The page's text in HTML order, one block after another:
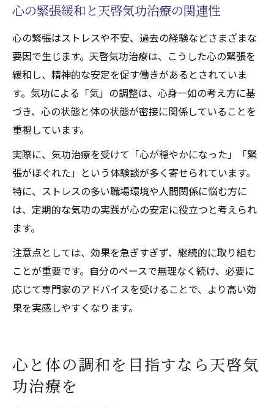
心の緊張緩和と天啓気功治療の関連性
心の緊張はストレスや不安、過去の経験などさまざまな
要因で生じます。天啓気功治療は、こうした心の緊張を
緩和し、精神的な安定を促す働きがあるとされていま
す。気功による「気」の調整は、心身一如の考え方に基
づき、心の状態と体の状態が密接に関係していることを
重視しています。
実際に、気功治療を受けて「心が穏やかになった」「緊
張がほぐれた」という体験談が多く寄せられています。
特に、ストレスの多い職場環境や人間関係に悩む方に
は、定期的な気功の実践が心の安定に役立つと考えられ
ます。
注意点としては、効果を急ぎすぎず、継続的に取り組む
ことが重要です。自分のペースで無理なく続け、必要に
応じて専門家のアドバイスを受けることで、より高い効
果を実感しやすくなります。
心と体の調和を目指すなら天啓気
功治療を